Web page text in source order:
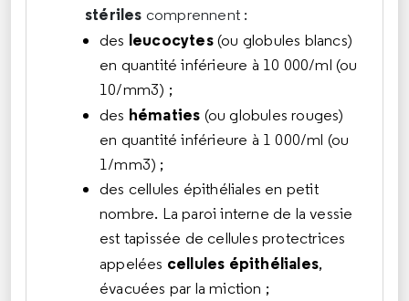
stériles comprennent :
des leucocytes(ou globules blancs)
en quantité inférieure à 10 000/ml (ou
10/mm3) ;
des hématies (ou globules rouges)
en quantité inférieure à 1 000/ml (ou
1/mm3) ;
des cellules épithéliales en petit
nombre. La paroi interne de la vessie
est tapissée de cellules protectrices
appelées cellules épithéliales,
évacuées par la miction ;